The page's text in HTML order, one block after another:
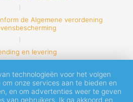
de Algemene verordening
en levering
technologieën voor het volgen
onze services aan te bieden en
en om advertenties weer te geven
van gebruikers. Ik ga akkoord en